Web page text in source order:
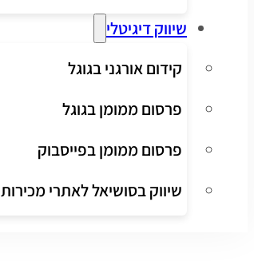
שיווק דיגיטלי
קידום אורגני בגוגל
פרסום ממומן בגוגל
פרסום ממומן בפייסבוק
שיווק בסושיאל לאתרי מכירות